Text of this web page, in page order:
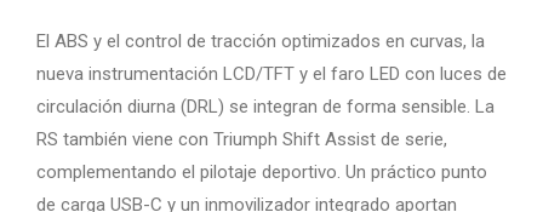
El ABS y el control de tracción optimizados en curvas, la
nueva instrumentación LCD/TFT y el faro LED con luces de
circulación diurna (DRL) se integran de forma sensible. La
RS también viene con Triumph Shift Assist de serie,
complementando el pilotaje deportivo. Un práctico punto
de carga USB-C y un inmovilizador integrado aportan